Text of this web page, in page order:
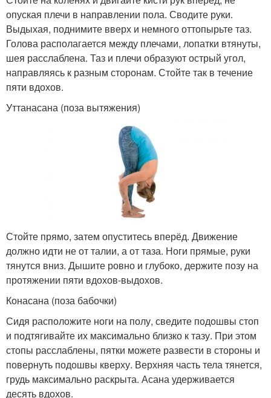
опуская плечи в направлении пола. Сводите руки.
Выдыхая, поднимите вверх и немного оттопырьте таз.
Голова располагается между плечами, лопатки втянуты,
шея расслаблена. Таз и плечи образуют острый угол,
направляясь к разным сторонам. Стойте так в течение
пяти вдохов.
Уттанасана (поза вытяжения)
Стойте прямо, затем опуститесь вперёд. Движение
должно идти не от талии, а от таза. Ноги прямые, руки
тянутся вниз. Дышите ровно и глубоко, держите позу на
протяжении пяти вдохов-выдохов.
Конасана (поза бабочки)
Сидя расположите ноги на полу, сведите подошвы стоп
и подтягивайте их максимально близко к тазу. При этом
стопы расслаблены, пятки можете развести в стороны и
повернуть подошвы кверху. Верхняя часть тела тянется,
грудь максимально раскрыта. Асана удерживается
десять вдохов.